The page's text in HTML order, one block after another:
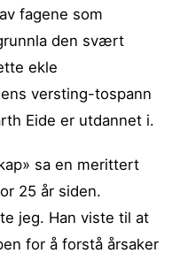
fagene som
den svært
ekle
versting-tospann
Eide er utdannet i.
sa en merittert
25 år siden.
jeg. Han viste til at
for å forstå årsaker